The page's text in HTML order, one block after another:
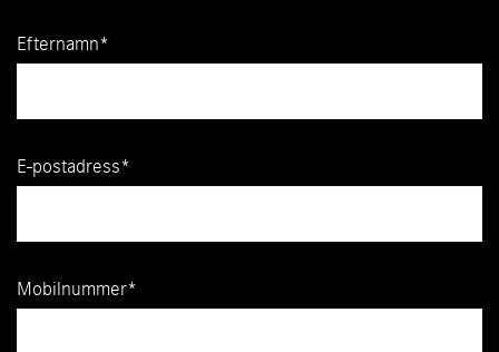
Efternamn
E-postadress
Mobilnummer